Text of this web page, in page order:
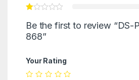
Be the first to review “DS-
868”
Your Rating